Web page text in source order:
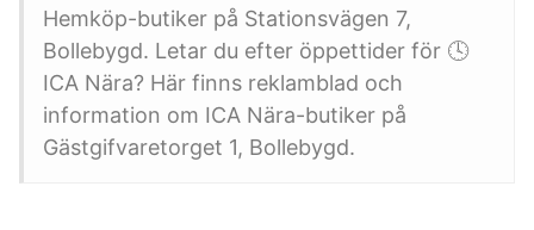
Hemköp-butiker på Stationsvägen 7,
Bollebygd. Letar du efter öppettider för 🕓
ICA Nära? Här finns reklamblad och
information om ICA Nära-butiker på
Gästgifvaretorget 1, Bollebygd.